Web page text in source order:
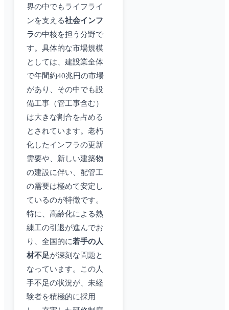
界の中でもライフライ
ンを支える社会インフ
ラの中核を担う分野で
す。具体的な市場規模
としては、建設業全体
で年間約40兆円の市場
があり、その中でも設
備工事（管工事含む）
は大きな割合を占める
とされています。老朽
化したインフラの更新
需要や、新しい建築物
の建設に伴い、配管工
の需要は極めて安定し
ているのが特徴です。
特に、高齢化による熟
練工の引退が進んでお
り、全国的に若手の人
材不足が深刻な問題と
なっています。この人
手不足の状況が、未経
験者を積極的に採用